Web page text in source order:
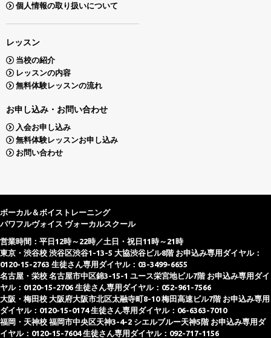
個人情報の取り扱いについて
レッスン
当校の紹介
レッスンの内容
無料体験レッスンの流れ
お申し込み・お問い合わせ
入会お申し込み
無料体験レッスンお申し込み
お問い合わせ
ボーカル＆ボイストレーニング
パワフルヴォイス ヴォーカルスクール
営業時間：平日12時～22時／土日・祝日11時～21時
東京・渋谷校 渋谷区渋谷1-13-5 大協渋谷ビル8階 お申込み専用ダイヤル：
0120-15-2763 生徒さん専用ダイヤル：03-3499-6655
名古屋・栄校 名古屋市中区錦3-15-1 ユース栄宮地ビル7階 お申込み専用ダイ
ヤル：0120-15-2706 生徒さん専用ダイヤル：052-961-7566
大阪・梅田校 大阪府大阪市北区太融寺町8-10 梅田高速ビル7階 お申込み専用
ダイヤル：0120-15-0174 生徒さん専用ダイヤル：06-6363-7010
福岡・天神校 福岡市中央区天神3-4-2 シエルブルー天神5階 お申込み専用ダ
イヤル：0120-15-7604 生徒さん専用ダイヤル：092-717-1156